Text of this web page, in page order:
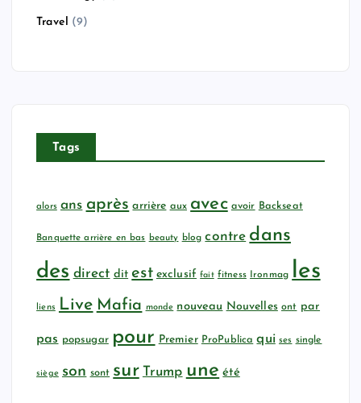
Travel (9)
Tags
alors ans après arrière aux avec avoir Backseat
Banquette arrière en bas beauty blog contre dans
des direct dit est exclusif fait fitness Ironmag les
liens Live Mafia monde nouveau Nouvelles ont par
pas popsugar pour Premier ProPublica qui ses single
siège son sont sur Trump une été